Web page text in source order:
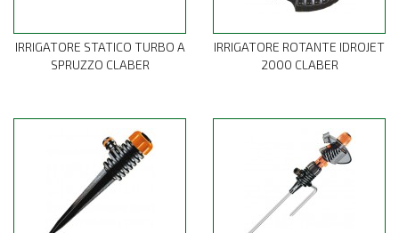
IRRIGATORE STATICO TURBO A
SPRUZZO CLABER
IRRIGATORE ROTANTE IDROJET
2000 CLABER